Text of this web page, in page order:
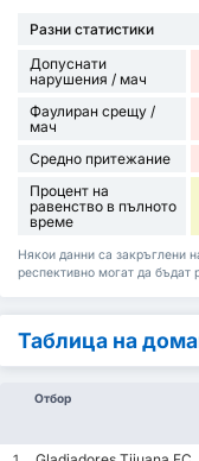
Разни статистики
Допуснати
нарушения / мач
Фаулиран срещу /
мач
Средно притежание
Процент на
равенство в пълното
време
Някои данни са закръглени
респективно могат да бъдат
Таблица на
Отбор